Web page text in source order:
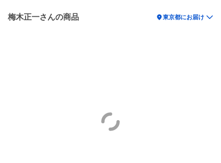
梅木正一さんの商品 location_on東京都にお届け